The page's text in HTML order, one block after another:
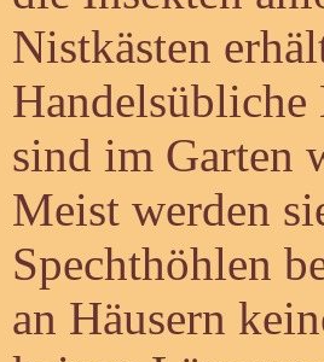
Nistkästen
Handelsübliche
sind im Garten
Meist werden
Spechthöhlen
an Häusern